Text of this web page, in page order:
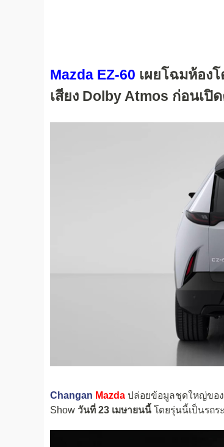
Mazda EZ-60 เผยโฉมห้อง
เสียง Dolby Atmos ก่อนเปิ
Changan Mazda ปล่อยข้อมูลชุดใหญ่ของ
Show วันที่ 23 เมษายนนี้ โดยรุ่นนี้เป็นรถร